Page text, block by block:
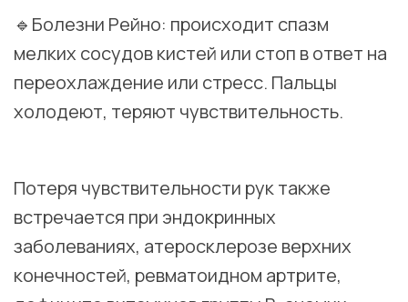
🔹Болезни Рейно: происходит спазм
мелких сосудов кистей или стоп в ответ на
переохлаждение или стресс. Пальцы
холодеют, теряют чувствительность.
Потеря чувствительности рук также
встречается при эндокринных
заболеваниях, атеросклерозе верхних
конечностей, ревматоидном артрите,